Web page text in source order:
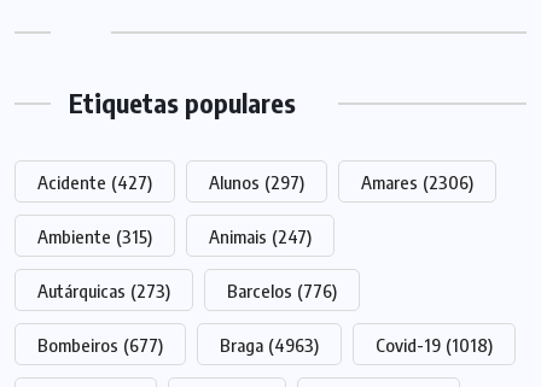
Etiquetas populares
Acidente (427) Alunos (297) Amares (2306)
Ambiente (315) Animais (247)
Autárquicas (273) Barcelos (776)
Bombeiros (677) Braga (4963) Covid-19 (1018)